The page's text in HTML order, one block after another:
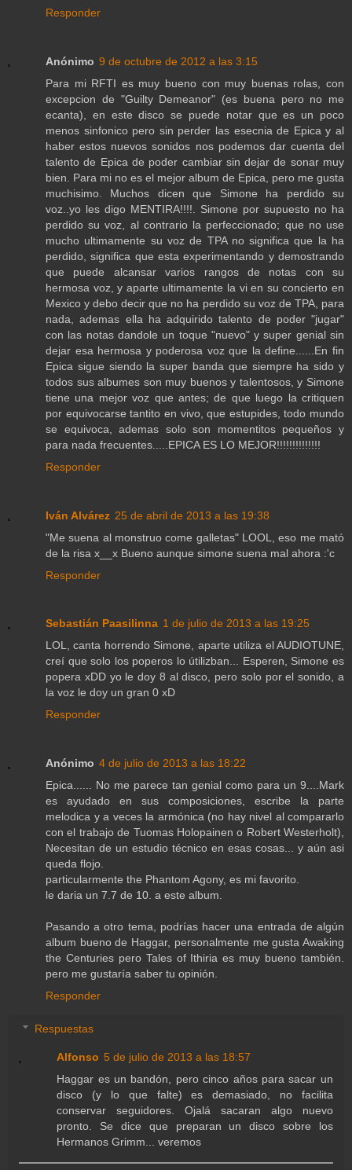
Responder
Anónimo 9 de octubre de 2012 a las 3:15
Para mi RFTI es muy bueno con muy buenas rolas, con
excepcion de "Guilty Demeanor" (es buena pero no me
ecanta), en este disco se puede notar que es un poco
menos sinfonico pero sin perder las esecnia de Epica y al
haber estos nuevos sonidos nos podemos dar cuenta del
talento de Epica de poder cambiar sin dejar de sonar muy
bien. Para mi no es el mejor album de Epica, pero me gusta
muchisimo. Muchos dicen que Simone ha perdido su
voz..yo les digo MENTIRA!!!!. Simone por supuesto no ha
perdido su voz, al contrario la perfeccionado; que no use
mucho ultimamente su voz de TPA no significa que la ha
perdido, significa que esta experimentando y demostrando
que puede alcansar varios rangos de notas con su
hermosa voz, y aparte ultimamente la vi en su concierto en
Mexico y debo decir que no ha perdido su voz de TPA, para
nada, ademas ella ha adquirido talento de poder "jugar"
con las notas dandole un toque "nuevo" y super genial sin
dejar esa hermosa y poderosa voz que la define......En fin
Epica sigue siendo la super banda que siempre ha sido y
todos sus albumes son muy buenos y talentosos, y Simone
tiene una mejor voz que antes; de que luego la critiquen
por equivocarse tantito en vivo, que estupides, todo mundo
se equivoca, ademas solo son momentitos pequeños y
para nada frecuentes.....EPICA ES LO MEJOR!!!!!!!!!!!!!!
Responder
Iván Alvárez 25 de abril de 2013 a las 19:38
"Me suena al monstruo come galletas" LOOL, eso me mató
de la risa x__x Bueno aunque simone suena mal ahora :'c
Responder
Sebastián Paasilinna 1 de julio de 2013 a las 19:25
LOL, canta horrendo Simone, aparte utiliza el AUDIOTUNE,
creí que solo los poperos lo útilizban... Esperen, Simone es
popera xDD yo le doy 8 al disco, pero solo por el sonido, a
la voz le doy un gran 0 xD
Responder
Anónimo 4 de julio de 2013 a las 18:22
Epica...... No me parece tan genial como para un 9....Mark
es ayudado en sus composiciones, escribe la parte
melodica y a veces la armónica (no hay nivel al compararlo
con el trabajo de Tuomas Holopainen o Robert Westerholt),
Necesitan de un estudio técnico en esas cosas... y aún asi
queda flojo.
particularmente the Phantom Agony, es mi favorito.
le daria un 7.7 de 10. a este album.
Pasando a otro tema, podrías hacer una entrada de algún
album bueno de Haggar, personalmente me gusta Awaking
the Centuries pero Tales of Ithiria es muy bueno también.
pero me gustaría saber tu opinión.
Responder
Respuestas
Alfonso 5 de julio de 2013 a las 18:57
Haggar es un bandón, pero cinco años para sacar un
disco (y lo que falte) es demasiado, no facilita
conservar seguidores. Ojalá sacaran algo nuevo
pronto. Se dice que preparan un disco sobre los
Hermanos Grimm... veremos